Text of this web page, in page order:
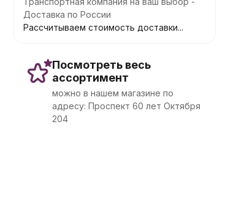
Доставка по России
Рассчитываем стоимость доставки...
Посмотреть весь
ассортимент
можно в нашем магазине по
адресу: Проспект 60 лет Октября
204